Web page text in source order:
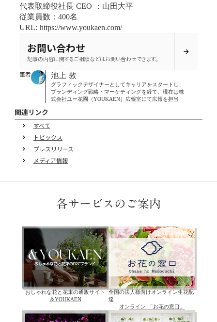
代表取締役社長 CEO ：山田大平
従業員数：400名
URL: https://www.youkaen.com/
お問い合わせ
記事の内容に関するご相談などはお問い合わせできます。
arrow_forward
筆者 池上 敦
グラフィックデザイナーとしてキャリアをスタートし、
ブランディング戦略・マーケティングを経て、現在は株
式会社ユー花園（YOUKAEN）広報室にて広報を担当
関連リンク
keyboard_arrow_right すべて
keyboard_arrow_right トピックス
keyboard_arrow_right プレスリリース
keyboard_arrow_right メディア情報
各サービスのご案内
おしゃれな花と花束の通販サイト
＆YOUKAEN
全国の法人様向けオンライン生花配
達
オンライン 「お花の窓口」